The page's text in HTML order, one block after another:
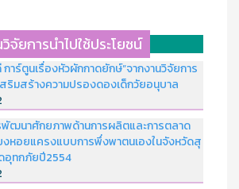
จัยการนำไปใช้ประโยชน์
การ์ตูนเรื่องหัวผักกาดยักษ์”จากงานวิจัยการ
มสร้างความปรองดองเด็กวัยอนุบาล
พัฒนาศักยภาพด้านการผลิตและการตลาด
งหอยแครงแบบการพึ่งพาตนเองในจังหวัดสุ
อุทกภัยปี2554